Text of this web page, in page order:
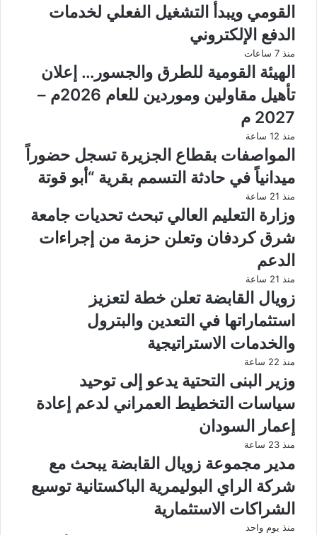
القومي ويبدأ التشغيل الفعلي لخدمات
الدفع الإلكتروني
منذ 7 ساعات
الهيئة القومية للطرق والجسور… إعلان
تأهيل مقاولين وموردين للعام 2026م –
2027 م
منذ 12 ساعة
المواصفات بقطاع الجزيرة تسجل حضوراً
ميدانياً في حادثة التسمم بقرية “أبو قوتة
منذ 21 ساعة
وزارة التعليم العالي تبحث تحديات جامعة
شرق كردفان وتعلن حزمة من إجراءات
الدعم
منذ 21 ساعة
زويال القابضة تعلن خطة لتعزيز
استثماراتها في التعدين والبترول
والخدمات الاستراتيجية
منذ 22 ساعة
وزير البنى التحتية يدعو إلى توحيد
سياسات التخطيط العمراني لدعم إعادة
إعمار السودان
منذ 23 ساعة
مدير مجموعة زويال القابضة يبحث مع
شركة الراي البوليمرية الباكستانية توسيع
الشراكات الاستثمارية
منذ يوم واحد